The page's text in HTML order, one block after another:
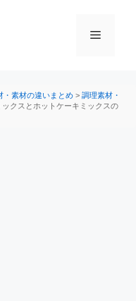
メ
・素材の違いまとめ > 調理素材・
クスとホットケーキミックスの